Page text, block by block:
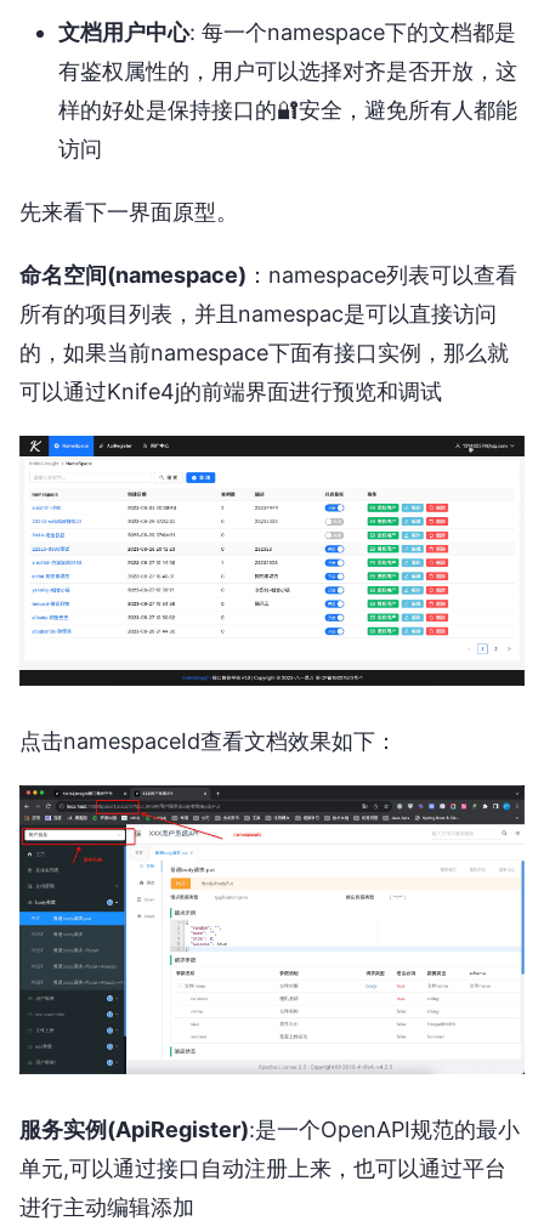
文档用户中心: 每一个namespace下的文档都是
有鉴权属性的，用户可以选择对齐是否开放，这
样的好处是保持接口的🔐安全，避免所有人都能
访问
先来看下一界面原型。
命名空间(namespace) ：namespace列表可以查看
所有的项目列表，并且namespac是可以直接访问
的，如果当前namespace下面有接口实例，那么就
可以通过Knife4j的前端界面进行预览和调试
点击namespaceId查看文档效果如下：
服务实例(ApiRegister):是一个OpenAPI规范的最小
单元,可以通过接口自动注册上来，也可以通过平台
进行主动编辑添加